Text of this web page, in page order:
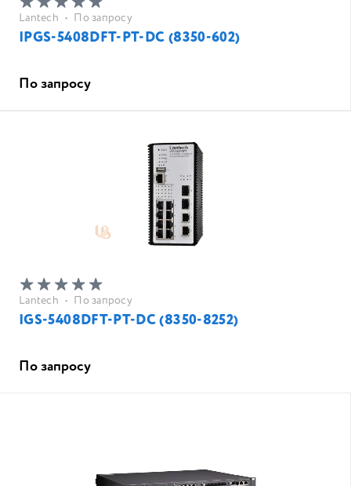
Lantech • По запросу
IPGS-5408DFT-PT-DC (8350-602)
По запросу
Lantech • По запросу
IGS-5408DFT-PT-DC (8350-8252)
По запросу